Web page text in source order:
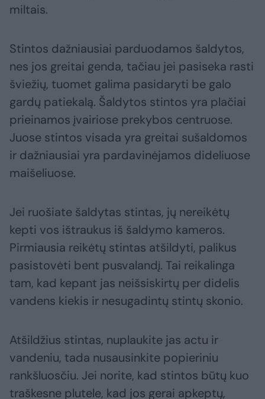
miltais.
Stintos dažniausiai parduodamos šaldytos,
nes jos greitai genda, tačiau jei pasiseka rasti
šviežių, tuomet galima pasidaryti be galo
gardų patiekalą. Šaldytos stintos yra plačiai
prieinamos įvairiose prekybos centruose.
Juose stintos visada yra greitai sušaldomos
ir dažniausiai yra pardavinėjamos dideliuose
maišeliuose.
Jei ruošiate šaldytas stintas, jų nereikėtų
kepti vos ištraukus iš šaldymo kameros.
Pirmiausia reikėtų stintas atšildyti, palikus
pasistovėti bent pusvalandį. Tai reikalinga
tam, kad kepant jas neišsiskirtų per didelis
vandens kiekis ir nesugadintų stintų skonio.
Atšildžius stintas, nuplaukite jas actu ir
vandeniu, tada nusausinkite popieriniu
rankšluosčiu. Jei norite, kad stintos būtų kuo
traškesne plutele, kad jos gerai apkeptų,